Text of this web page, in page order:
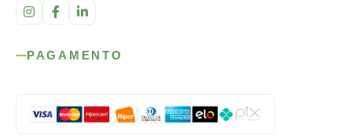
PAGAMENTO